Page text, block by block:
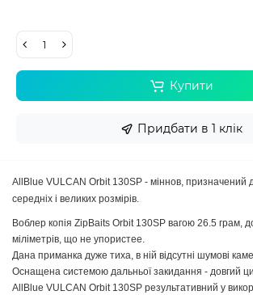
Купити
Придбати в 1 клік
AllBlue VULCAN Orbit 130SP - міннов, призначений
середніх і великих розмірів.
Воблер копія ZipBaits Orbit 130SP вагою 26.5 грам,
міліметрів, що не упористее.
Дана приманка дуже тиха, в ній відсутні шумові
Оснащена системою дальньої закидання - довгий
AllBlue VULCAN Orbit 130SP результативний у